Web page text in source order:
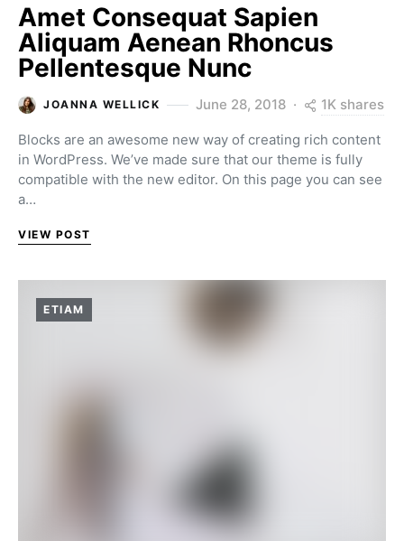
Amet Consequat Sapien
Aliquam Aenean Rhoncus
Pellentesque Nunc
JOANNA WELLICK June 28, 2018 1K shares
Blocks are an awesome new way of creating rich content
in WordPress. We’ve made sure that our theme is fully
compatible with the new editor. On this page you can see
a…
VIEW POST
ETIAM